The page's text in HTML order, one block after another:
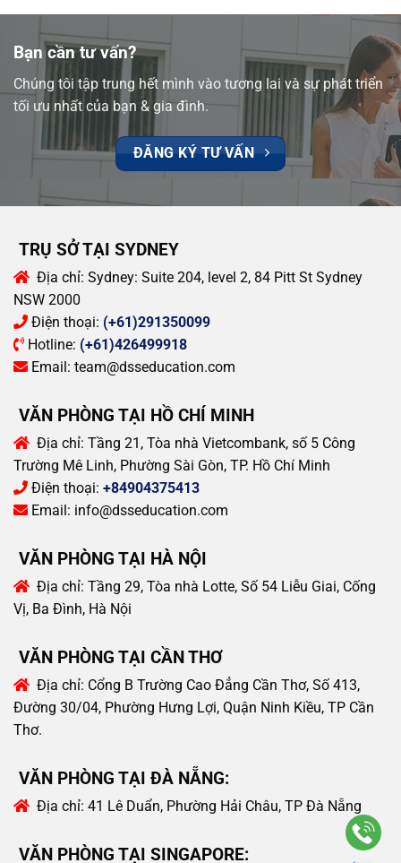
Bạn cần tư vấn?
Chúng tôi tập trung hết mình vào tương lai và sự phát triển
tối ưu nhất của bạn & gia đình.
ĐĂNG KÝ TƯ VẤN
TRỤ SỞ TẠI SYDNEY
Địa chỉ: Sydney: Suite 204, level 2, 84 Pitt St Sydney
NSW 2000
Điện thoại: (+61)291350099
Hotline: (+61)426499918
Email: team@dsseducation.com
VĂN PHÒNG TẠI HỒ CHÍ MINH
Địa chỉ: Tầng 21, Tòa nhà Vietcombank, số 5 Công
Trường Mê Linh, Phường Sài Gòn, TP. Hồ Chí Minh
Điện thoại: +84904375413
Email: info@dsseducation.com
VĂN PHÒNG TẠI HÀ NỘI
Địa chỉ: Tầng 29, Tòa nhà Lotte, Số 54 Liễu Giai, Cống
Vị, Ba Đình, Hà Nội
VĂN PHÒNG TẠI CẦN THƠ
Địa chỉ: Cổng B Trường Cao Đẳng Cần Thơ, Số 413,
Đường 30/04, Phường Hưng Lợi, Quận Ninh Kiều, TP Cần
Thơ.
VĂN PHÒNG TẠI ĐÀ NẴNG:
Địa chỉ: 41 Lê Duẩn, Phường Hải Châu, TP Đà Nẵng
VĂN PHÒNG TẠI SINGAPORE: